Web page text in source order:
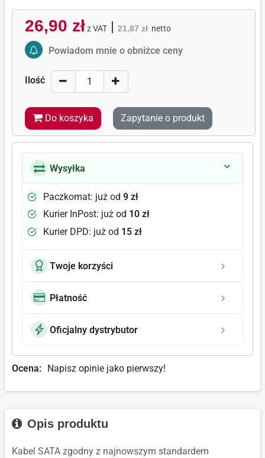
26,90 zł z VAT| 21,87 zł netto
Activate Price Alert
Powiadom mnie o obniżce ceny
Ilość
Do koszyka Zapytanie o produkt
Wysyłka
Paczkomat: już od 9 zł
Kurier InPost: już od 10 zł
Kurier DPD: już od 15 zł
Twoje korzyści
Płatność
Oficjalny dystrybutor
Ocena: Napisz opinie jako pierwszy!
Opis produktu
Kabel SATA zgodny z najnowszym standardem